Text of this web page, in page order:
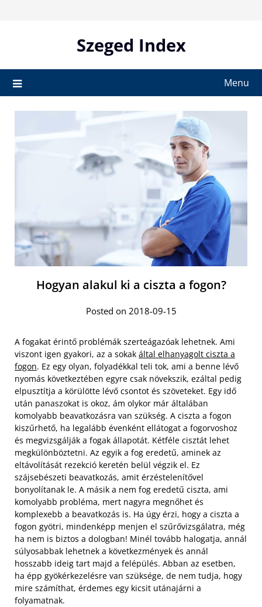
Szeged Index
Menu
Hogyan alakul ki a ciszta a fogon?
Posted on 2018-09-15
A fogakat érintő problémák szerteágazóak lehetnek. Ami
viszont igen gyakori, az a sokak által elhanyagolt ciszta a
fogon. Ez egy olyan, folyadékkal teli tok, ami a benne lévő
nyomás következtében egyre csak növekszik, ezáltal pedig
elpusztítja a körülötte lévő csontot és szöveteket. Egy idő
után panaszokat is okoz, ám olykor már általában
komolyabb beavatkozásra van szükség. A ciszta a fogon
kiszűrhető, ha legalább évenként ellátogat a fogorvoshoz
és megvizsgálják a fogak állapotát. Kétféle cisztát lehet
megkülönböztetni. Az egyik a fog eredetű, aminek az
eltávolítását rezekció keretén belül végzik el. Ez
szájsebészeti beavatkozás, amit érzéstelenítővel
bonyolítanak le. A másik a nem fog eredetű ciszta, ami
komolyabb probléma, mert nagyra megnőhet és
komplexebb a beavatkozás is. Ha úgy érzi, hogy a ciszta a
fogon gyötri, mindenképp menjen el szűrővizsgálatra, még
ha nem is biztos a dologban! Minél tovább halogatja, annál
súlyosabbak lehetnek a következmények és annál
hosszabb ideig tart majd a felépülés. Abban az esetben,
ha épp gyökérkezelésre van szüksége, de nem tudja, hogy
mire számíthat, érdemes egy kicsit utánajárni a
folyamatnak.